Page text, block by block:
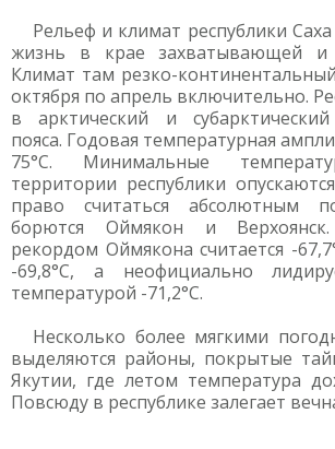
Рельеф и климат республики
жизнь в крае захватывающей и
Климат там резко-
октября по апрель включительно.
в арктический и субарктический
пояса. Годовая температурная
75°C. Минимальные
территории республики
право считаться абсолютным
борются Оймякон и
рекордом Оймякона считается -
-69,8°C, а неофициально
температурой -71,2°C.
Несколько более мягкими
выделяются районы, покрытые
Якутии, где летом температура
Повсюду в республике залегает